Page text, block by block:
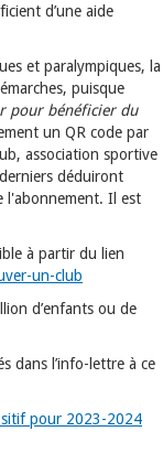
d’une aide
et paralympiques, la
puisque
pour bénéficier du
un QR code par
association sportive
déduiront
l'abonnement. Il est
à partir du lien
un-club
d’enfants ou de
dans l’info-lettre à ce
pour 2023-2024